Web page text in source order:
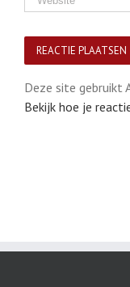
Deze site gebruikt
Bekijk hoe je